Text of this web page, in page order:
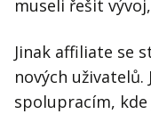
museli řešit
Jinak affiliate se
nových
spolupracím,